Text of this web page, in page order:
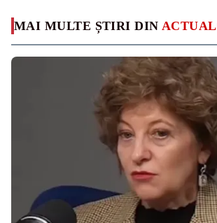
MAI MULTE ȘTIRI DIN